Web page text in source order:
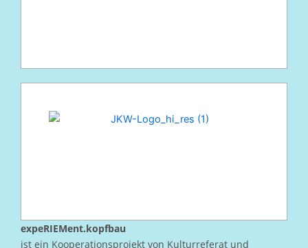
expeRIEMent.kopfbau
ist ein Kooperationsprojekt von Kulturreferat und